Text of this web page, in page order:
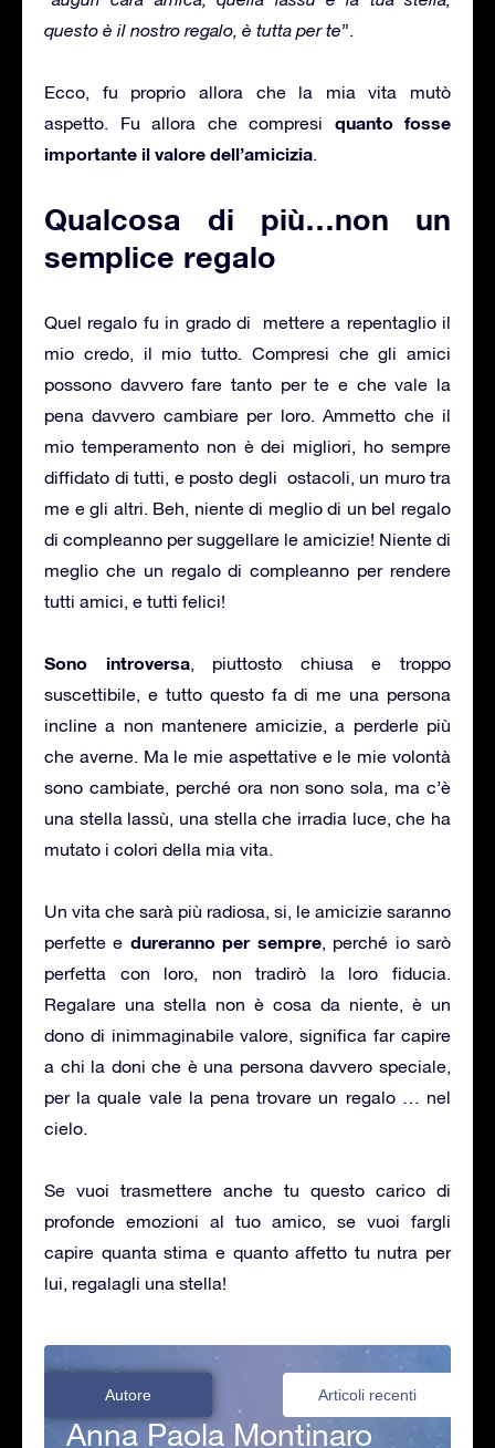
questo è il nostro regalo, è tutta per te”.
Ecco, fu proprio allora che la mia vita mutò
aspetto. Fu allora che compresi quanto fosse
importante il valore dell’amicizia.
Qualcosa di più…non un
semplice regalo
Quel regalo fu in grado di mettere a repentaglio il
mio credo, il mio tutto. Compresi che gli amici
possono davvero fare tanto per te e che vale la
pena davvero cambiare per loro. Ammetto che il
mio temperamento non è dei migliori, ho sempre
diffidato di tutti, e posto degli ostacoli, un muro tra
me e gli altri. Beh, niente di meglio di un bel regalo
di compleanno per suggellare le amicizie! Niente di
meglio che un regalo di compleanno per rendere
tutti amici, e tutti felici!
Sono introversa, piuttosto chiusa e troppo
suscettibile, e tutto questo fa di me una persona
incline a non mantenere amicizie, a perderle più
che averne. Ma le mie aspettative e le mie volontà
sono cambiate, perché ora non sono sola, ma c’è
una stella lassù, una stella che irradia luce, che ha
mutato i colori della mia vita.
Un vita che sarà più radiosa, si, le amicizie saranno
perfette e dureranno per sempre, perché io sarò
perfetta con loro, non tradirò la loro fiducia.
Regalare una stella non è cosa da niente, è un
dono di inimmaginabile valore, significa far capire
a chi la doni che è una persona davvero speciale,
per la quale vale la pena trovare un regalo … nel
cielo.
Se vuoi trasmettere anche tu questo carico di
profonde emozioni al tuo amico, se vuoi fargli
capire quanta stima e quanto affetto tu nutra per
lui, regalagli una stella!
Autore Articoli recenti
Anna Paola Montinaro